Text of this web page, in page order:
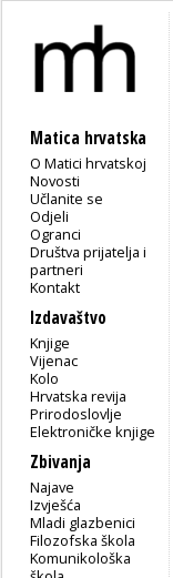
Matica hrvatska
O Matici hrvatskoj
Novosti
Učlanite se
Odjeli
Ogranci
Društva prijatelja i
partneri
Kontakt
Izdavaštvo
Knjige
Vijenac
Kolo
Hrvatska revija
Prirodoslovlje
Elektroničke knjige
Zbivanja
Najave
Izvješća
Mladi glazbenici
Filozofska škola
Komunikološka